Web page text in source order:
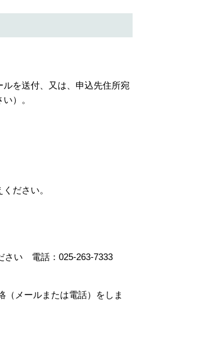
を送付、又は、申込先住所宛
）。
ださい。
い 電話：025-263-7333
メールまたは電話）をしま